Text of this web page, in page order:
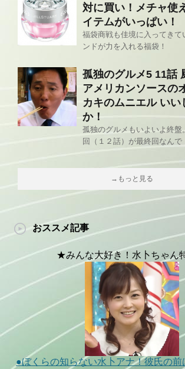
対に買い！メチャ使
イテムがいっぱい！
福袋商戦も佳境に入ってきて
ンドが力を入れる福袋！
孤独のグルメ5 11話
アメリカンソースの
カキのムニエル いい
か！
孤独のグルメもいよいよ終盤
回（１２話）が最終回なんで
→もっと見る
おススメ記事
★みんな大好き！水卜ちゃん
●ぼくらの知らない水卜アナ！彼氏の